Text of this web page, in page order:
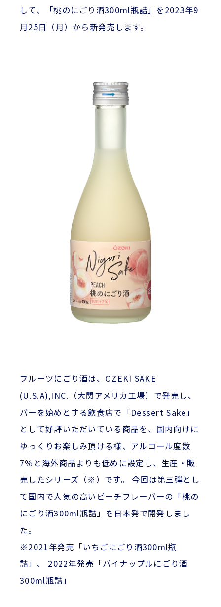
して、「桃のにごり酒300ml瓶詰」を2023年9
月25日（月）から新発売します。
フルーツにごり酒は、OZEKI SAKE
(U.S.A),INC.（大関アメリカ工場）で発売し、
バーを始めとする飲食店で「Dessert Sake」
として好評いただいている商品を、国内向けに
ゆっくりお楽しみ頂ける様、アルコール度数
7％と海外商品よりも低めに設定し、生産・販
売したシリーズ（※）です。 今回は第三弾とし
て国内で人気の高いピーチフレーバーの「桃の
にごり酒300ml瓶詰」を日本発で開発しまし
た。
※2021年発売「いちごにごり酒300ml瓶
詰」、 2022年発売「パイナップルにごり酒
300ml瓶詰」